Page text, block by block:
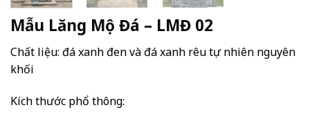
Mẫu Lăng Mộ Đá – LMĐ 02
Chất liệu: đá xanh đen và đá xanh rêu tự nhiên nguyên
khối
Kích thước phổ thông: